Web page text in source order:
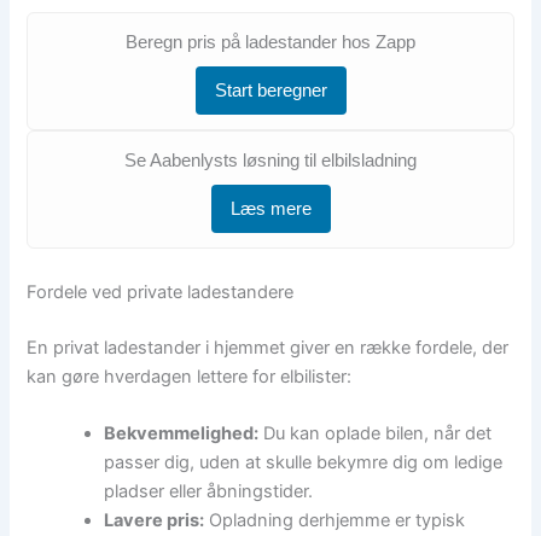
Beregn pris på ladestander hos Zapp
Start beregner
Se Aabenlysts løsning til elbilsladning
Læs mere
Fordele ved private ladestandere
En privat ladestander i hjemmet giver en række fordele, der
kan gøre hverdagen lettere for elbilister:
Bekvemmelighed: Du kan oplade bilen, når det
passer dig, uden at skulle bekymre dig om ledige
pladser eller åbningstider.
Lavere pris: Opladning derhjemme er typisk